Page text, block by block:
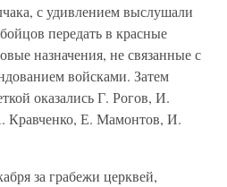
с удивлением выслушали
передать в красные
назначения, не связанные с
войсками. Затем
оказались Г. Рогов, И.
Кравченко, Е. Мамонтов, И.
за грабежи церквей,